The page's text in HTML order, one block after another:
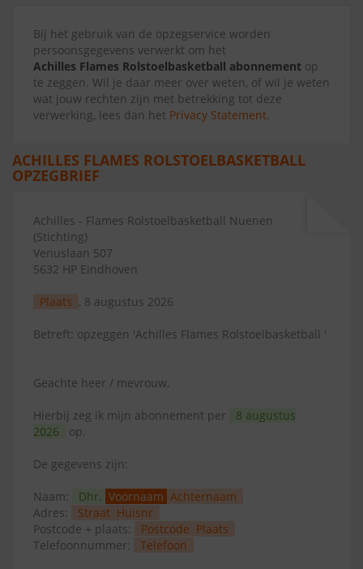
Bij het gebruik van de opzegservice worden
persoonsgegevens verwerkt om het
Achilles Flames Rolstoelbasketball abonnement op
te zeggen. Wil je daar meer over weten, of wil je weten
wat jouw rechten zijn met betrekking tot deze
verwerking, lees dan het Privacy Statement.
ACHILLES FLAMES ROLSTOELBASKETBALL
OPZEGBRIEF
Achilles - Flames Rolstoelbasketball Nuenen
(Stichting)
Venuslaan 507
5632 HP Eindhoven
Plaats , 8 augustus 2026
Betreft: opzeggen 'Achilles Flames Rolstoelbasketball '
Geachte heer / mevrouw,
Hierbij zeg ik mijn abonnement per
8 augustus
2026
op.
De gegevens zijn:
Naam: Dhr. Voornaam Achternaam
Adres:
Straat Huisnr
Postcode + plaats:
Postcode Plaats
Telefoonnummer:
Telefoon